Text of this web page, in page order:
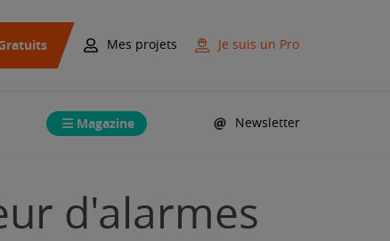
Mes projets Je suis un Pro
Magazine Newsletter
d'alarmes